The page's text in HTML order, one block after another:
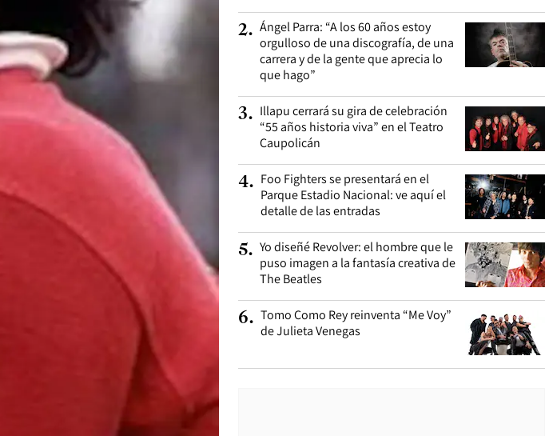
2. Ángel Parra: “A los 60 años estoy
orgulloso de una discografía, de una
carrera y de la gente que aprecia lo
que hago”
3. Illapu cerrará su gira de celebración
“55 años historia viva” en el Teatro
Caupolicán
4. Foo Fighters se presentará en el
Parque Estadio Nacional: ve aquí el
detalle de las entradas
5. Yo diseñé Revolver: el hombre que le
puso imagen a la fantasía creativa de
The Beatles
6. Tomo Como Rey reinventa “Me Voy”
de Julieta Venegas